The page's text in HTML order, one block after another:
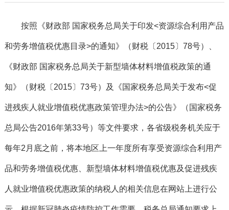
按照《财政部 国家税务总局关于印发<资源综合利用产品
和劳务增值税优惠目录>的通知》（财税〔2015〕78号）、
《财政部 国家税务总局关于新型墙体材料增值税政策的通
知》（财税〔2015〕73号）及《国家税务总局关于发布<促
进残疾人就业增值税优惠政策管理办法>的公告》（国家税务
总局公告2016年第33号）等文件要求， 各省级税务机关应于
每年2月底之前，将本地区上一年度所有享受资源综合利用产
品和劳务增值税优惠、新型墙体材料增值税优惠及促进残疾
人就业增值税优惠政策的纳税人的相关信息在网站上进行公